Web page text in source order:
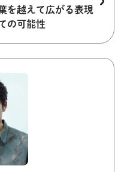
を越えて広がる表現
の可能性